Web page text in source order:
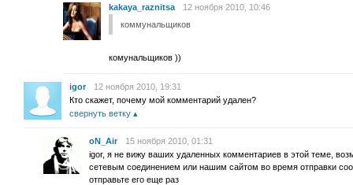
kakaya_raznitsa
12 ноября 2010, 10:46
коммунальщиков
комунальщиков ))
igor
12 ноября 2010, 19:31
Кто скажет, почему мой комментарий удален?
свернуть ветку
oN_Air
15 ноября 2010, 01:31
igor, я не вижу ваших удаленных комментариев в этой теме,
сетевым соединением или нашим сайтом во время отправки
отправьте его еще раз